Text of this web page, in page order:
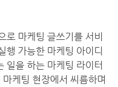
로 마케팅 글쓰기를 서비
행 가능한 마케팅 아이디
일을 하는 마케팅 라이터
케팅 현장에서 씨름하며